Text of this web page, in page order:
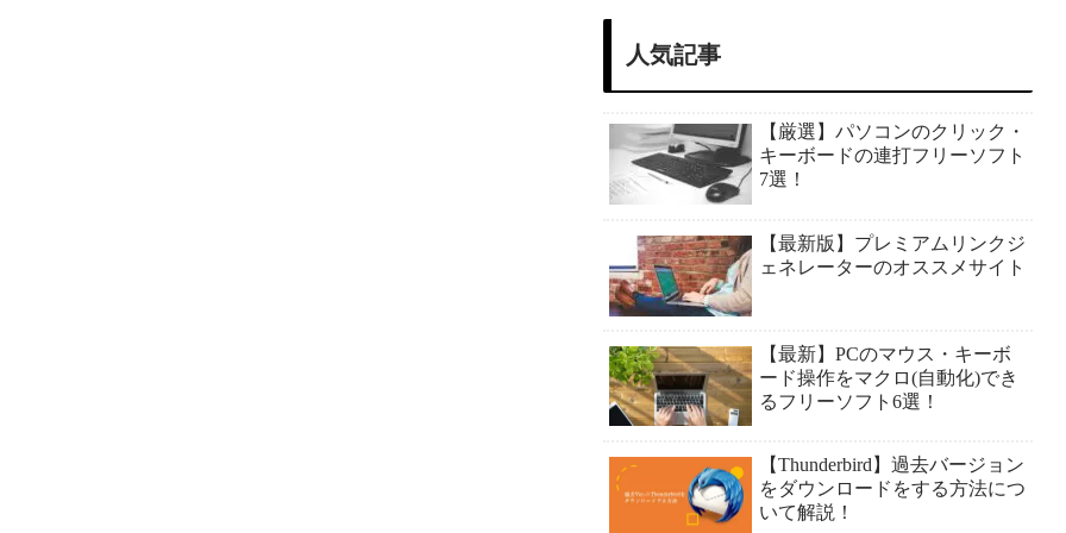
人気記事
【厳選】パソコンのクリック・
キーボードの連打フリーソフト
7選！
【最新版】プレミアムリンクジ
ェネレーターのオススメサイト
【最新】PCのマウス・キーボ
ード操作をマクロ(自動化)でき
るフリーソフト6選！
【Thunderbird】過去バージョン
をダウンロードをする方法につ
いて解説！